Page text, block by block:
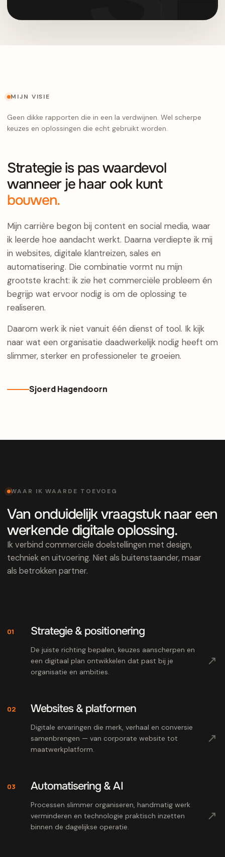
MIJN VISIE
Geen dikke rapporten die in een la verdwijnen. Wel scherpe
keuzes en oplossingen die echt gebruikt worden.
Strategie is pas waardevol
wanneer je haar ook kunt
bouwen.
Mijn carrière begon bij content en social media, waar
ik leerde hoe aandacht werkt. Daarna verdiepte ik mij
in websites, digitale klantreizen, sales en
automatisering. Die combinatie vormt nu mijn
grootste kracht: ik zie het commerciële probleem én
begrijp wat ervoor nodig is om de oplossing te
realiseren.
Daarom werk ik niet vanuit één dienst of tool. Ik kijk
naar wat een organisatie daadwerkelijk nodig heeft om
slimmer, sterker en professioneler te groeien.
Sjoerd Hagendoorn
WAAR IK WAARDE TOEVOEG
Van onduidelijk vraagstuk naar een
werkende digitale oplossing.
Ik verbind commerciële doelstellingen met design,
techniek en uitvoering. Niet als buitenstaander, maar
als betrokken partner.
01 Strategie & positionering
De juiste richting bepalen, keuzes aanscherpen en
een digitaal plan ontwikkelen dat past bij je
organisatie en ambities.
↗
02 Websites & platformen
Digitale ervaringen die merk, verhaal en conversie
samenbrengen — van corporate website tot
maatwerkplatform.
↗
03 Automatisering & AI
Processen slimmer organiseren, handmatig werk
verminderen en technologie praktisch inzetten
binnen de dagelijkse operatie.
↗